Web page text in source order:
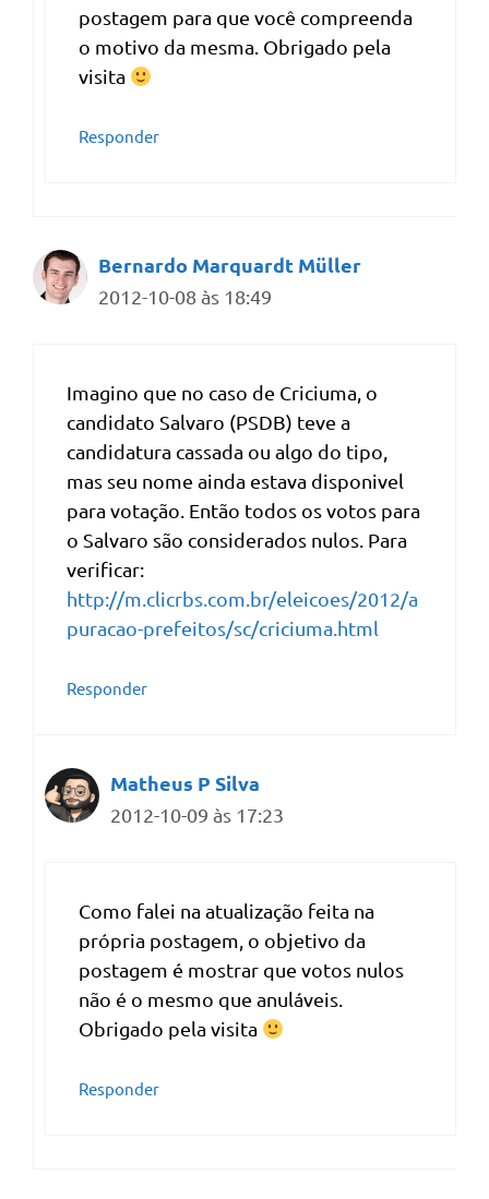
postagem para que você compreenda
o motivo da mesma. Obrigado pela
visita
Responder
Bernardo Marquardt Müller
2012-10-08 às 18:49
Imagino que no caso de Criciuma, o
candidato Salvaro (PSDB) teve a
candidatura cassada ou algo do tipo,
mas seu nome ainda estava disponivel
para votação. Então todos os votos para
o Salvaro são considerados nulos. Para
verificar:
http://m.clicrbs.com.br/eleicoes/2012/a
puracao-prefeitos/sc/criciuma.html
Responder
Matheus P Silva
2012-10-09 às 17:23
Como falei na atualização feita na
própria postagem, o objetivo da
postagem é mostrar que votos nulos
não é o mesmo que anuláveis.
Obrigado pela visita
Responder